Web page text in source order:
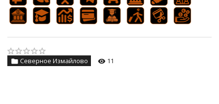
Северное Измайлово 11